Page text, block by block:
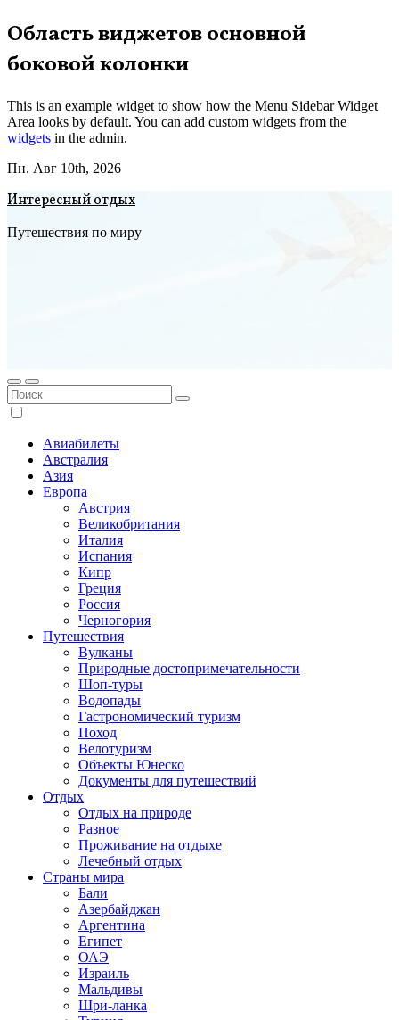
Перейти
к
содержимому
Область виджетов основной
боковой колонки
This is an example widget to show how the Menu Sidebar Widget
Area looks by default. You can add custom widgets from the
widgets in the admin.
Пн. Авг 10th, 2026
Интересный отдых
Путешествия по миру
Авиабилеты
Австралия
Азия
Европа
Австрия
Великобритания
Италия
Испания
Кипр
Греция
Россия
Черногория
Путешествия
Вулканы
Природные достопримечательности
Шоп-туры
Водопады
Гастрономический туризм
Поход
Велотуризм
Объекты Юнеско
Документы для путешествий
Отдых
Отдых на природе
Разное
Проживание на отдыхе
Лечебный отдых
Страны мира
Бали
Азербайджан
Аргентина
Египет
ОАЭ
Израиль
Мальдивы
Шри-ланка